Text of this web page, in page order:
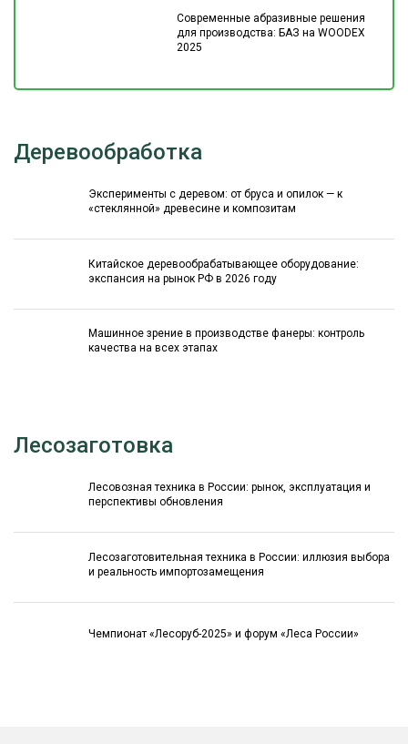
Современные абразивные решения
для производства: БАЗ на WOODEX
2025
Деревообработка
Эксперименты с деревом: от бруса и опилок — к
«стеклянной» древесине и композитам
Китайское деревообрабатывающее оборудование:
экспансия на рынок РФ в 2026 году
Машинное зрение в производстве фанеры: контроль
качества на всех этапах
Лесозаготовка
Лесовозная техника в России: рынок, эксплуатация и
перспективы обновления
Лесозаготовительная техника в России: иллюзия выбора
и реальность импортозамещения
Чемпионат «Лесоруб-2025» и форум «Леса России»